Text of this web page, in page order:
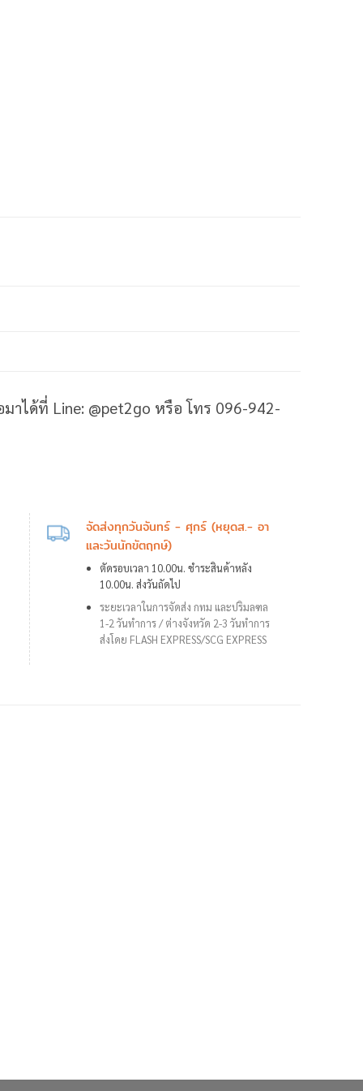
าได้ที่ Line: @pet2go หรือ โทร 096-942-
จัดส่งทุกวันจันทร์ - ศุกร์ (หยุดส.- อา
และวันนักขัตฤกษ์)
ตัดรอบเวลา 10.00น. ชำระสินค้าหลัง
10.00น. ส่งวันถัดไป
ระยะเวลาในการจัดส่ง กทม และปริมลฑล
1-2 วันทำการ /ต่างจังหวัด 2-3 วันทำการ
ส่งโดย FLASH EXPRESS/SCG EXPRESS